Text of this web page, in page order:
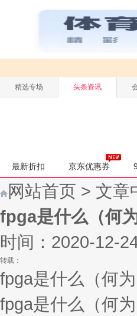
精选专场 头条资讯
最新折扣 京东优惠券
网站首页 > 文章
fpga是什么（何
时间：2020-12-
转载：
fpga是什么（何为
fpga是什么（何为